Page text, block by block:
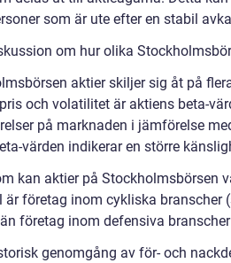
som är ute efter en stabil
om hur olika
aktier skiljer sig åt på
och volatilitet är aktiens beta-
på marknaden i jämförelse
värden indikerar en större
kan aktier på Stockholmsbörsen
är företag inom cykliska
företag inom defensiva
genomgång av för- och